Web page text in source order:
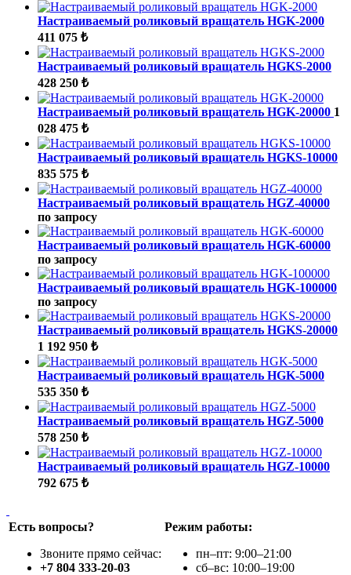
Настраиваемый роликовый вращатель HGK-2000
411 075 ₺
Настраиваемый роликовый вращатель HGKS-2000
428 250 ₺
Настраиваемый роликовый вращатель HGK-20000 1
028 475 ₺
Настраиваемый роликовый вращатель HGKS-10000
835 575 ₺
Настраиваемый роликовый вращатель HGZ-40000
по запросу
Настраиваемый роликовый вращатель HGK-60000
по запросу
Настраиваемый роликовый вращатель HGK-100000
по запросу
Настраиваемый роликовый вращатель HGKS-20000
1 192 950 ₺
Настраиваемый роликовый вращатель HGK-5000
535 350 ₺
Настраиваемый роликовый вращатель HGZ-5000
578 250 ₺
Настраиваемый роликовый вращатель HGZ-10000
792 675 ₺
Есть вопросы?
Звоните прямо сейчас:
+7 804 333-20-03
Режим работы:
пн–пт: 9:00–21:00
сб–вс: 10:00–19:00